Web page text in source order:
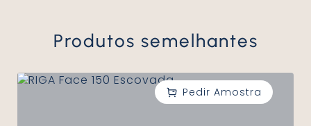
Produtos semelhantes